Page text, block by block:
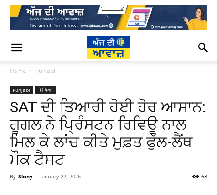
Home Punjabi
Punjabi ਸਿੱਖਿਆ
SAT ਦੀ ਤਿਆਰੀ ਹੋਈ ਹੋਰ ਆਸਾਨ:
ਗੂਗਲ ਨੇ ਪ੍ਰਿੰਸਟਨ ਰਿਵਿਊ ਨਾਲ
ਮਿਲ ਕੇ ਲਾਂਚ ਕੀਤੇ ਮੁਫ਼ਤ ਫੁੱਲ-ਲੈਂਥ
ਮੌਕ ਟੈਸਟ
By Slony - January 22, 2026 68